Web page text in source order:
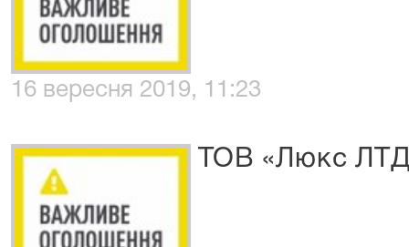
16 вересня 2019, 11:23
ТОВ «Люкс